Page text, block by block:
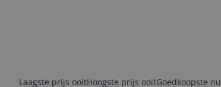
Laagste prijs ooitHoogste prijs ooitGoedkoopste nu